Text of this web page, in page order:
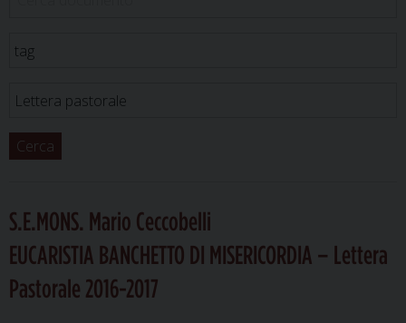
Cerca
S.E.MONS. Mario Ceccobelli
EUCARISTIA BANCHETTO DI MISERICORDIA – Lettera
Pastorale 2016-2017